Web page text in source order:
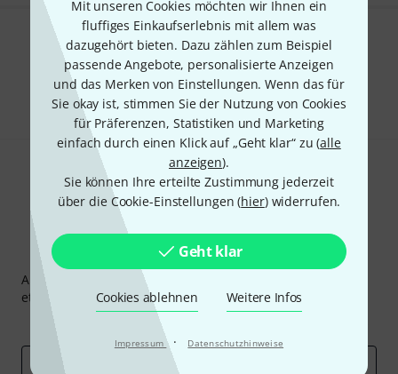
Mit unseren Cookies möchten wir Ihnen ein
fluffiges Einkaufserlebnis mit allem was
dazugehört bieten. Dazu zählen zum Beispiel
passende Angebote, personalisierte Anzeigen
und das Merken von Einstellungen. Wenn das für
Sie okay ist, stimmen Sie der Nutzung von Cookies
für Präferenzen, Statistiken und Marketing
einfach durch einen Klick auf „Geht klar“ zu (alle
anzeigen).
Sie können Ihre erteilte Zustimmung jederzeit
über die Cookie-Einstellungen (hier) widerrufen.
Geht klar
Cookies ablehnen Weitere Infos
Impressum · Datenschutzhinweise
Gefällt Ihnen, was Sie sehen?
Teilen Hilfe & Feedback
Thomann Newsletter
Abonniere den Thomann Newsletter und gewinne mit
etwas Glück einen von50 Gutscheinenüber jeweils
Inspirierende Beiträge